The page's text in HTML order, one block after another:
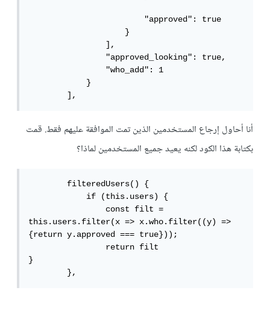
                        "approved": true
                    }
                ],
                "approved_looking": true,
                "who_add": 1
            }
        ],
أنا أحاول إرجاع المستخدمين الذين تمت الموافقة عليهم فقط. قمت
بكتابة هذا الكود لكنه يعيد جميع المستخدمين لماذا؟
        filteredUsers() {
            if (this.users) {
                const filt =
this.users.filter(x => x.who.filter((y) =>
{return y.approved === true}));
                return filt
}
        },